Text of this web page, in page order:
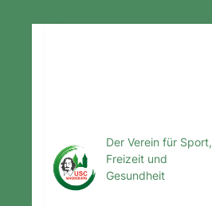
Der Verein für Sport,
Freizeit und
Gesundheit